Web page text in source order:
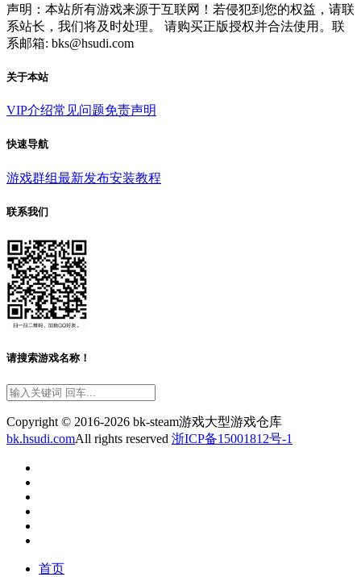
声明：本站所有游戏来源于互联网！若侵犯到您的权益，请联
系站长，我们将及时处理。 请购买正版授权并合法使用。联
系邮箱: bks@hsudi.com
关于本站
VIP介绍常见问题免责声明
快速导航
游戏群组最新发布安装教程
联系我们
请搜索游戏名称！
Copyright © 2016-2026 bk-steam游戏大型游戏仓库
bk.hsudi.comAll rights reserved 浙ICP备15001812号-1
首页